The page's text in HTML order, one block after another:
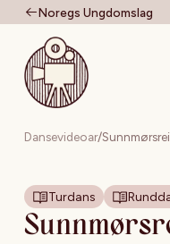
Noregs Ungdomslag
Til forsiden
Dansevideoar/
Turdans